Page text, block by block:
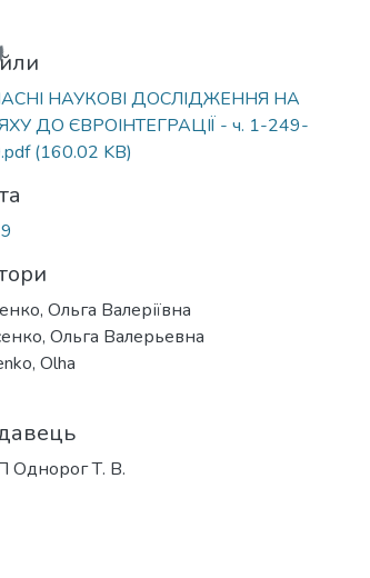
НАУКОВІ ДОСЛІДЖЕННЯ НА
ДО ЄВРОІНТЕГРАЦІЇ - ч. 1-249-
(160.02 KB)
Ольга Валеріївна
Ольга Валерьевна
Olha
Однорог Т. В.